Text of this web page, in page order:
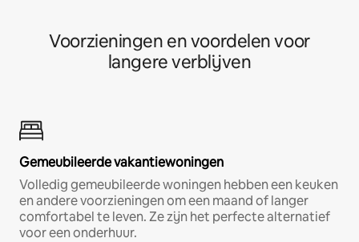
Voorzieningen en voordelen voor
langere verblijven
Gemeubileerde vakantiewoningen
Volledig gemeubileerde woningen hebben een keuken
en andere voorzieningen om een maand of langer
comfortabel te leven. Ze zijn het perfecte alternatief
voor een onderhuur.